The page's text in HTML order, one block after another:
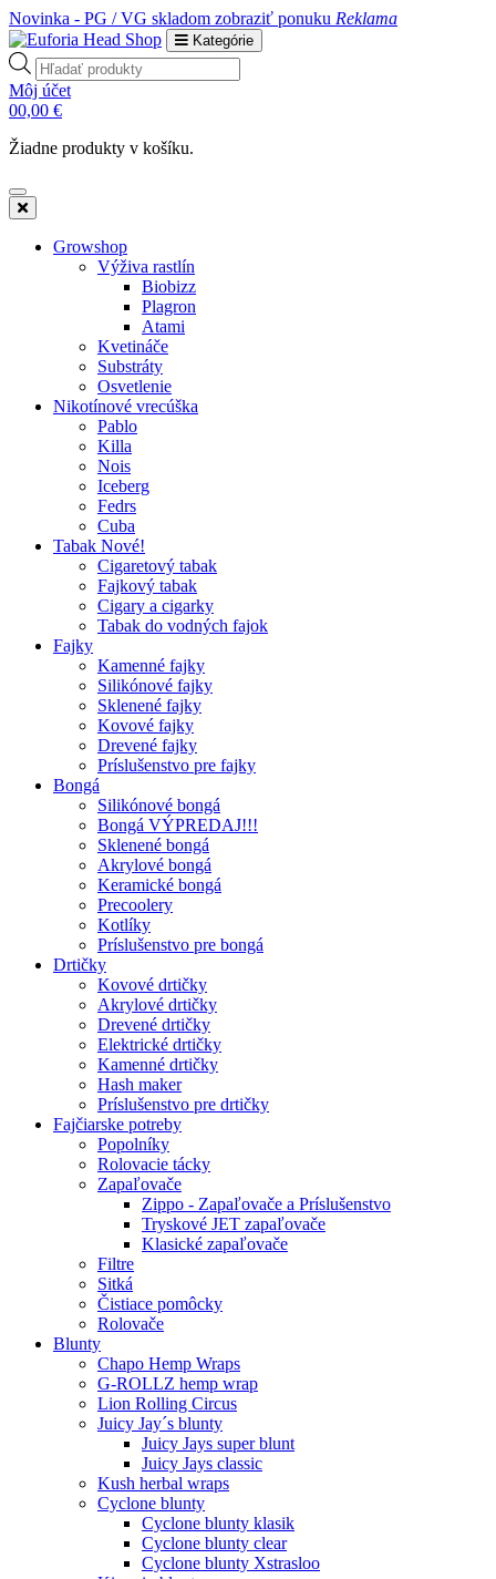
Novinka - PG / VG skladom zobraziť ponuku Reklama
Kategórie
Products
search
Môj účet
00,00 €
Žiadne produkty v košíku.
Growshop
Výživa rastlín
Biobizz
Plagron
Atami
Kvetináče
Substráty
Osvetlenie
Nikotínové vrecúška
Pablo
Killa
Nois
Iceberg
Fedrs
Cuba
Tabak Nové!
Cigaretový tabak
Fajkový tabak
Cigary a cigarky
Tabak do vodných fajok
Fajky
Kamenné fajky
Silikónové fajky
Sklenené fajky
Kovové fajky
Drevené fajky
Príslušenstvo pre fajky
Bongá
Silikónové bongá
Bongá VÝPREDAJ!!!
Sklenené bongá
Akrylové bongá
Keramické bongá
Precoolery
Kotlíky
Príslušenstvo pre bongá
Drtičky
Kovové drtičky
Akrylové drtičky
Drevené drtičky
Elektrické drtičky
Kamenné drtičky
Hash maker
Príslušenstvo pre drtičky
Fajčiarske potreby
Popolníky
Rolovacie tácky
Zapaľovače
Zippo - Zapaľovače a Príslušenstvo
Tryskové JET zapaľovače
Klasické zapaľovače
Filtre
Sitká
Čistiace pomôcky
Rolovače
Blunty
Chapo Hemp Wraps
G-ROLLZ hemp wrap
Lion Rolling Circus
Juicy Jay´s blunty
Juicy Jays super blunt
Juicy Jays classic
Kush herbal wraps
Cyclone blunty
Cyclone blunty klasik
Cyclone blunty clear
Cyclone blunty Xstrasloo